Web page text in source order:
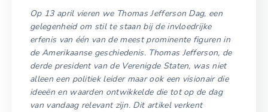
Op 13 april vieren we Thomas Jefferson Dag, een
gelegenheid om stil te staan bij de invloedrijke
erfenis van één van de meest prominente figuren in
de Amerikaanse geschiedenis. Thomas Jefferson, de
derde president van de Verenigde Staten, was niet
alleen een politiek leider maar ook een visionair die
ideeën en waarden ontwikkelde die tot op de dag
van vandaag relevant zijn. Dit artikel verkent